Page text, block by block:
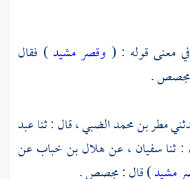
معنى قوله : ( وقصر مشيد) فقال
مجصص .
مطر بن محمد الضبي، قال : ثناعبد
ثناسفيان ، عنهلال بن خبابعن
مشيد) قال : مجصص .